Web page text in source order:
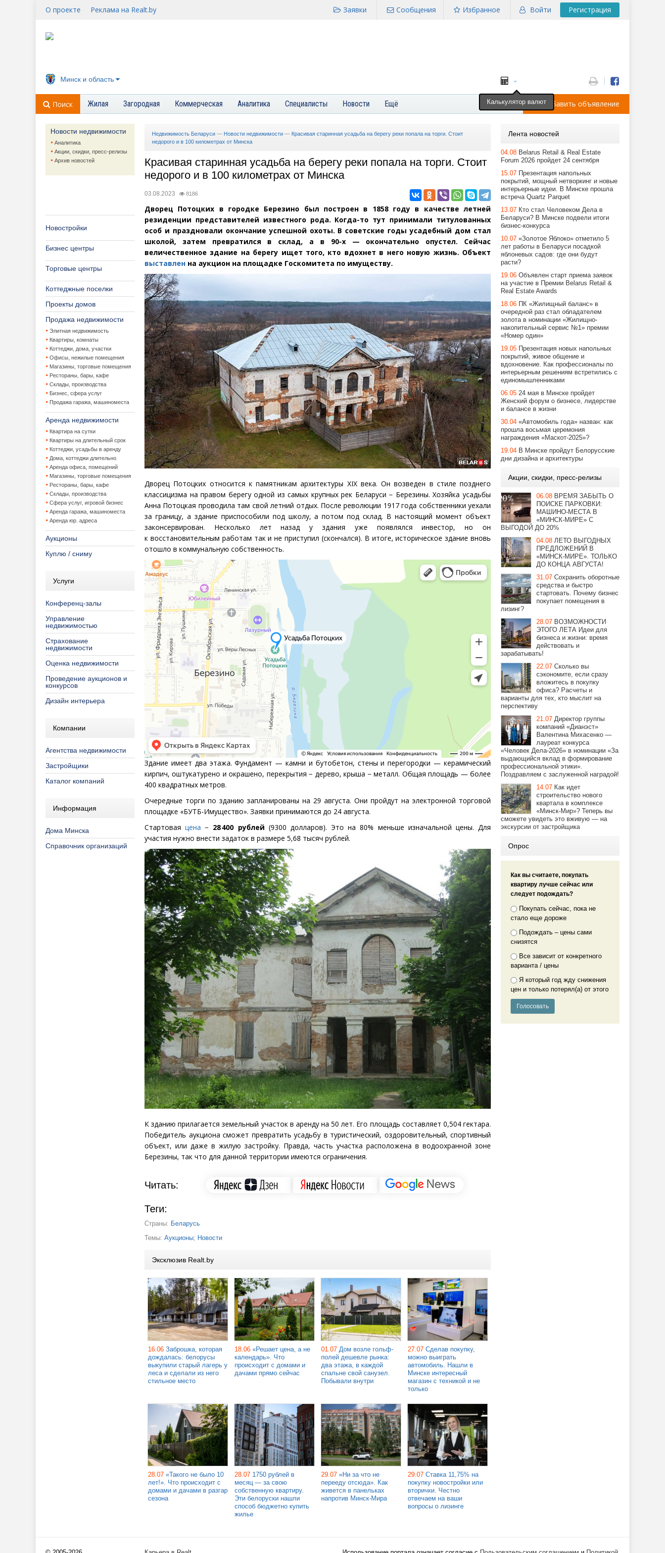
О проекте Реклама на Realt.by Войти Регистрация
Избранное
Сообщения
Заявки
Минск и область
Поиск Жилая Загородная Коммерческая Аналитика Специалисты Новости Ещё Добавить объявление
Новости недвижимости
Аналитика
Акции, скидки, пресс-релизы
Архив новостей
Новостройки
Бизнес центры
Торговые центры
Коттеджные поселки
Проекты домов
Продажа недвижимости
Элитная недвижимость
Квартиры, комнаты
Коттеджи, дома, участки
Офисы, нежилые помещения
Магазины, торговые помещения
Рестораны, бары, кафе
Склады, производства
Бизнес, сфера услуг
Продажа гаража, машиноместа
Аренда недвижимости
Квартира на сутки
Квартиры на длительный срок
Коттеджи, усадьбы в аренду
Дома, коттеджи длительно
Аренда офиса, помещений
Магазины, торговые помещения
Рестораны, бары, кафе
Склады, производства
Сфера услуг, игровой бизнес
Аренда гаража, машиноместа
Аренда юр. адреса
Аукционы
Куплю / сниму
Услуги
Конференц-залы
Управление
недвижимостью
Страхование
недвижимости
Оценка недвижимости
Проведение аукционов и
конкурсов
Дизайн интерьера
Компании
Агентства недвижимости
Застройщики
Каталог компаний
Информация
Дома Минска
Справочник организаций
Недвижимость Беларуси — Новости недвижимости — Красивая старинная усадьба на берегу реки попала на торги. Стоит
недорого и в 100 километрах от Минска
Красивая старинная усадьба на берегу реки попала на торги. Стоит
недорого и в 100 километрах от Минска
03.08.2023 8186
Дворец Потоцких в городке Березино был построен в 1858 году в качестве летней
резиденции представителей известного рода. Когда-то тут принимали титулованных
особ и праздновали окончание успешной охоты. В советские годы усадебный дом стал
школой, затем превратился в склад, а в 90-х — окончательно опустел. Сейчас
величественное здание на берегу ищет того, кто вдохнет в него новую жизнь. Объект
выставлен на аукцион на площадке Госкомитета по имуществу.
Дворец Потоцких относится к памятникам архитектуры ХIX века. Он возведен в стиле позднего
классицизма на правом берегу одной из самых крупных рек Беларуси − Березины. Хозяйка усадьбы
Анна Потоцкая проводила там свой летний отдых. После революции 1917 года собственники уехали
за границу, а здание приспособили под школу, а потом под склад. В настоящий момент объект
законсервирован. Несколько лет назад у здания уже появлялся инвестор, но он
к восстановительным работам так и не приступил (скончался). В итоге, историческое здание вновь
отошло в коммунальную собственность.
Здание имеет два этажа. Фундамент — камни и бутобетон, стены и перегородки — керамический
кирпич, оштукатурено и окрашено, перекрытия − дерево, крыша − металл. Общая площадь — более
400 квадратных метров.
Очередные торги по зданию запланированы на 29 августа. Они пройдут на электронной торговой
площадке «БУТБ-Имущество». Заявки принимаются до 24 августа.
Стартоваяцена − 28 400 рублей (9300 долларов). Это на 80% меньше изначальной цены. Для
участия нужно внести задаток в размере 5,68 тысяч рублей.
К зданию прилагается земельный участок в аренду на 50 лет. Его площадь составляет 0,504 гектара.
Победитель аукциона сможет превратить усадьбу в туристический, оздоровительный, спортивный
объект, или даже в жилую застройку. Правда, часть участка расположена в водоохранной зоне
Березины, так что для данной территории имеются ограничения.
Читать:
Теги:
Страны: Беларусь
Темы: Аукционы; Новости
Эксклюзив Realt.by
16.06 Заброшка, которая
дождалась: белорусы
выкупили старый лагерь у
леса и сделали из него
стильное место
18.06 «Решает цена, а не
календарь». Что
происходит с домами и
дачами прямо сейчас
01.07 Дом возле гольф-
полей дешевле рынка:
два этажа, в каждой
спальне свой санузел.
Побывали внутри
27.07 Сделав покупку,
можно выиграть
автомобиль. Нашли в
Минске интересный
магазин с техникой и не
только
28.07 «Такого не было 10
лет!». Что происходит с
домами и дачами в разгар
сезона
28.07 1750 рублей в
месяц — за свою
собственную квартиру.
Эти белоруски нашли
способ бюджетно купить
жилье
29.07 «Ни за что не
перееду отсюда». Как
живется в панельках
напротив Минск-Мира
29.07 Ставка 11,75% на
покупку новостройки или
вторички. Честно
отвечаем на ваши
вопросы о лизинге
Лента новостей
04.08 Belarus Retail & Real Estate
Forum 2026 пройдет 24 сентября
15.07 Презентация напольных
покрытий, мощный нетворкинг и новые
интерьерные идеи. В Минске прошла
встреча Quartz Parquet
13.07 Кто стал Человеком Дела в
Беларуси? В Минске подвели итоги
бизнес-конкурса
10.07 «Золотое Яблоко» отметило 5
лет работы в Беларуси посадкой
яблоневых садов: где они будут
расти?
19.06 Объявлен старт приема заявок
на участие в Премии Belarus Retail &
Real Estate Awards
18.06 ПК «Жилищный баланс» в
очередной раз стал обладателем
золота в номинации «Жилищно-
накопительный сервис №1» премии
«Номер один»
19.05 Презентация новых напольных
покрытий, живое общение и
вдохновение. Как профессионалы по
интерьерным решениям встретились с
единомышленниками
06.05 24 мая в Минске пройдет
Женский форум о бизнесе, лидерстве
и балансе в жизни
30.04 «Автомобиль года» назван: как
прошла восьмая церемония
награждения «Маскот-2025»?
19.04 В Минске пройдут Белорусские
дни дизайна и архитектуры
Акции, скидки, пресс-релизы
06.08 ВРЕМЯ ЗАБЫТЬ О
ПОИСКЕ ПАРКОВКИ:
МАШИНО-МЕСТА В
«МИНСК-МИРЕ» С
ВЫГОДОЙ ДО 20%
04.08 ЛЕТО ВЫГОДНЫХ
ПРЕДЛОЖЕНИЙ В
«МИНСК-МИРЕ». ТОЛЬКО
ДО КОНЦА АВГУСТА!
31.07 Сохранить оборотные
средства и быстро
стартовать. Почему бизнес
покупает помещения в
лизинг?
28.07 ВОЗМОЖНОСТИ
ЭТОГО ЛЕТА Идеи для
бизнеса и жизни: время
действовать и
зарабатывать!
22.07 Сколько вы
сэкономите, если сразу
вложитесь в покупку
офиса? Расчеты и
варианты для тех, кто мыслит на
перспективу
21.07 Директор группы
компаний «Дианэст»
Валентина Михасенко —
лауреат конкурса
«Человек Дела-2026» в номинации «За
выдающийся вклад в формирование
профессиональной этики».
Поздравляем с заслуженной наградой!
14.07 Как идет
строительство нового
квартала в комплексе
«Минск-Мир»? Теперь вы
сможете увидеть это вживую — на
экскурсии от застройщика
Опрос
Как вы считаете, покупать
квартиру лучше сейчас или
следует подождать?
Покупать сейчас, пока не
стало еще дороже
Подождать – цены сами
снизятся
Все зависит от конкретного
варианта / цены
Я который год жду снижения
цен и только потерял(а) от этого
Калькулятор валют